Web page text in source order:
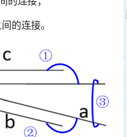
的连接。